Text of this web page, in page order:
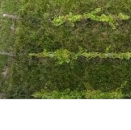
Aller
au
contenu
principal